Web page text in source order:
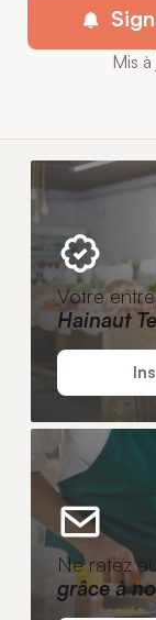
Mis
Votre
Hainaut
Ne ratez
grâce à